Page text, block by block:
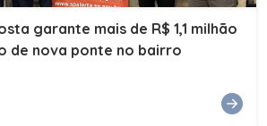
garante mais de R$ 1,1 milhão
de nova ponte no bairro